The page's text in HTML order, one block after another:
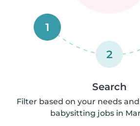
1
2
Search
Filter based on your needs
babysitting jobs in